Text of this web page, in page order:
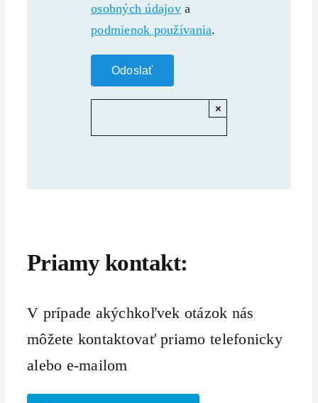
osobných údajov a
podmienok používania.
×
Priamy kontakt:
V prípade akýchkoľvek otázok nás
môžete kontaktovať priamo telefonicky
alebo e-mailom